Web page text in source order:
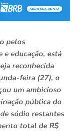
pelos
educação, está
reconhecida
feira (27), o
um ambicioso
pública do
sódio restantes
total de R$